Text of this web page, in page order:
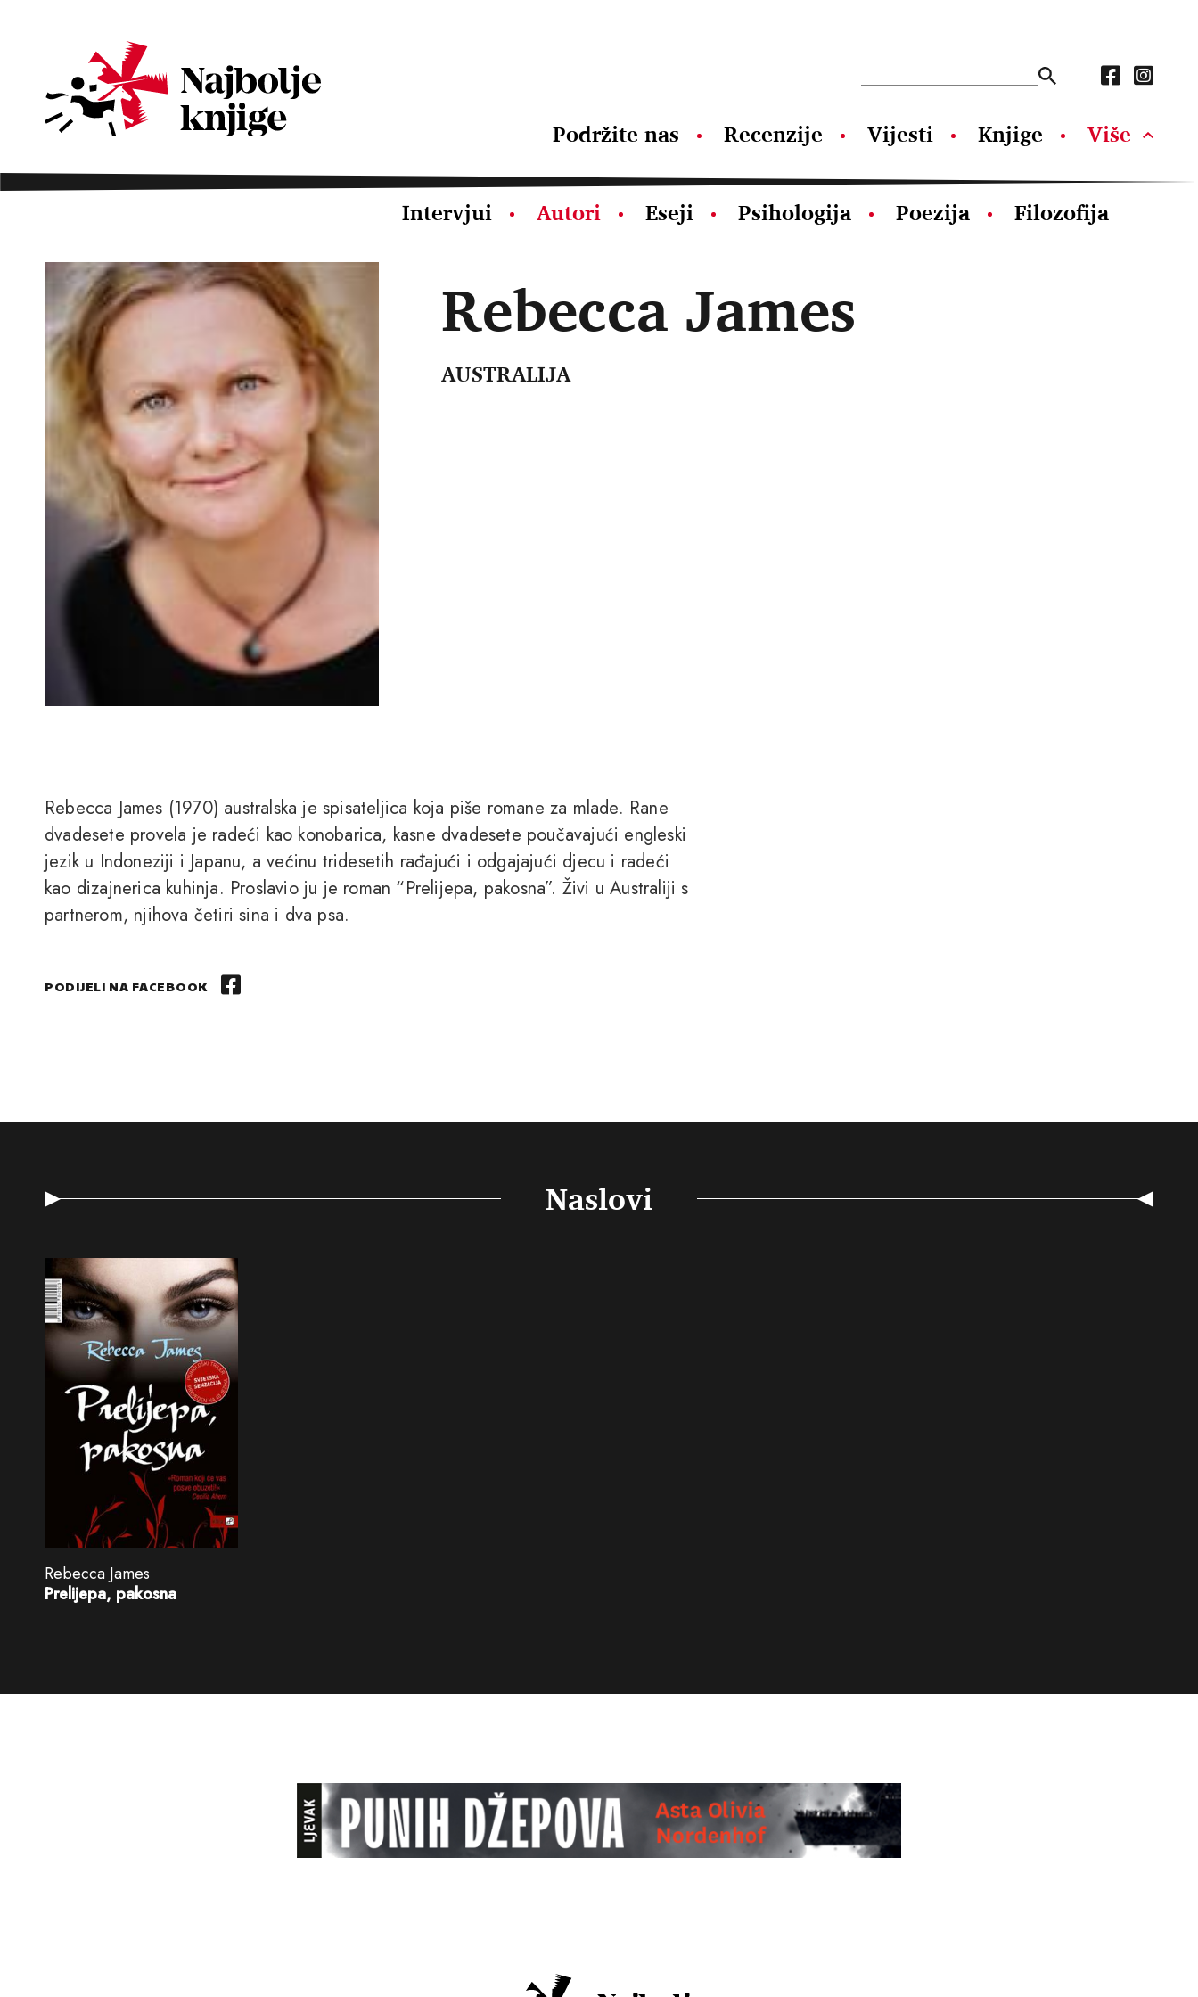
Podržite nas Recenzije Vijesti Knjige Više
Intervjui Autori Eseji Psihologija Poezija Filozofija
Rebecca James
AUSTRALIJA
Rebecca James (1970) australska je spisateljica koja piše romane za mlade. Rane
dvadesete provela je radeći kao konobarica, kasne dvadesete poučavajući engleski
jezik u Indoneziji i Japanu, a većinu tridesetih rađajući i odgajajući djecu i radeći
kao dizajnerica kuhinja. Proslavio ju je roman “Prelijepa, pakosna”. Živi u Australiji s
partnerom, njihova četiri sina i dva psa.
PODIJELI NA FACEBOOK
Naslovi
Rebecca James
Prelijepa, pakosna